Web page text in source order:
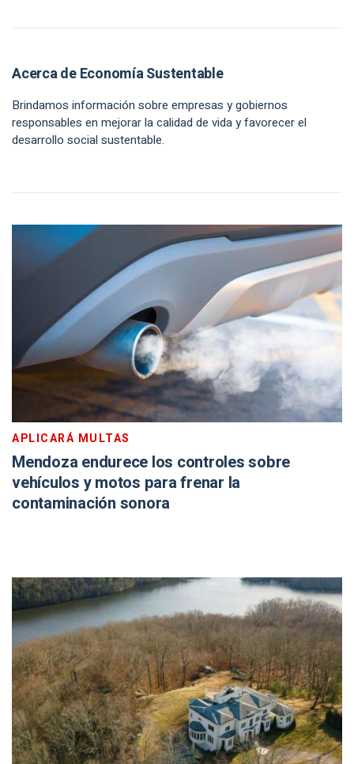
Acerca de Economía Sustentable
Brindamos información sobre empresas y gobiernos
responsables en mejorar la calidad de vida y favorecer el
desarrollo social sustentable.
APLICARÁ MULTAS
Mendoza endurece los controles sobre
vehículos y motos para frenar la
contaminación sonora